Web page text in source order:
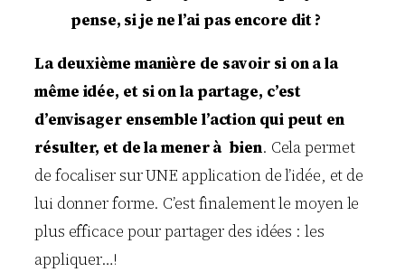
pense, si je ne l’ai pas encore dit ?
La deuxième manière de savoir si on a la
même idée, et si on la partage, c’est
d’envisager ensemble l’action qui peut en
résulter, et de la mener à bien. Cela permet
de focaliser sur UNE application de l’idée, et de
lui donner forme. C’est finalement le moyen le
plus efficace pour partager des idées : les
appliquer…!